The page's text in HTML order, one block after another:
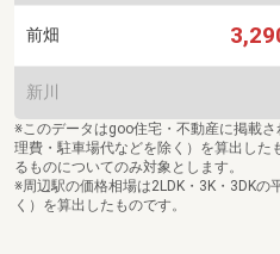
前畑
新川
※このデータはgoo住宅・不動産に掲載
理費・駐車場代などを除く）を算出した
るものについてのみ対象とします。
※周辺駅の価格相場は2LDK・3K・3DK
く）を算出したものです。